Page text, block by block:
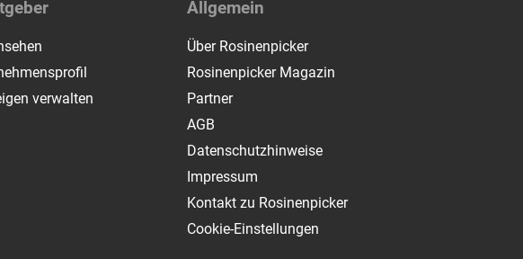
verwalten
Allgemein
Über Rosinenpicker
Rosinenpicker Magazin
Partner
AGB
Datenschutzhinweise
Impressum
Kontakt zu Rosinenpicker
Cookie-Einstellungen